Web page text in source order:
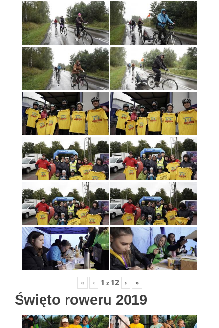
« ‹ 1 z 12 › »
Święto roweru 2019